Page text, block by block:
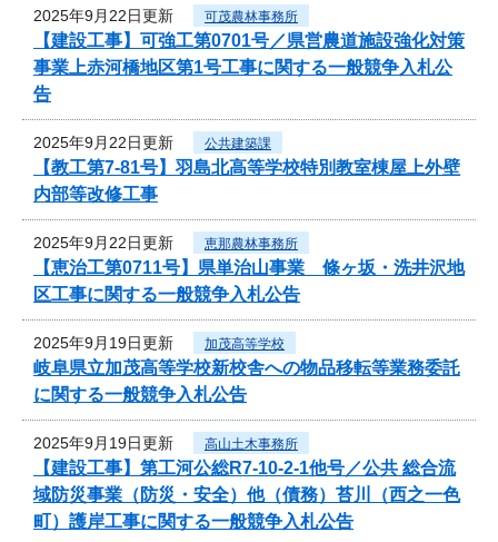
2025年9月22日更新 可茂農林事務所
【建設工事】可強工第0701号／県営農道施設強化対策
事業上赤河橋地区第1号工事に関する一般競争入札公
告
2025年9月22日更新 公共建築課
【教工第7-81号】羽島北高等学校特別教室棟屋上外壁
内部等改修工事
2025年9月22日更新 恵那農林事務所
【恵治工第0711号】県単治山事業 條ヶ坂・洗井沢地
区工事に関する一般競争入札公告
2025年9月19日更新 加茂高等学校
岐阜県立加茂高等学校新校舎への物品移転等業務委託
に関する一般競争入札公告
2025年9月19日更新 高山土木事務所
【建設工事】第工河公総R7-10-2-1他号／公共 総合流
域防災事業（防災・安全）他（債務）苔川（西之一色
町）護岸工事に関する一般競争入札公告